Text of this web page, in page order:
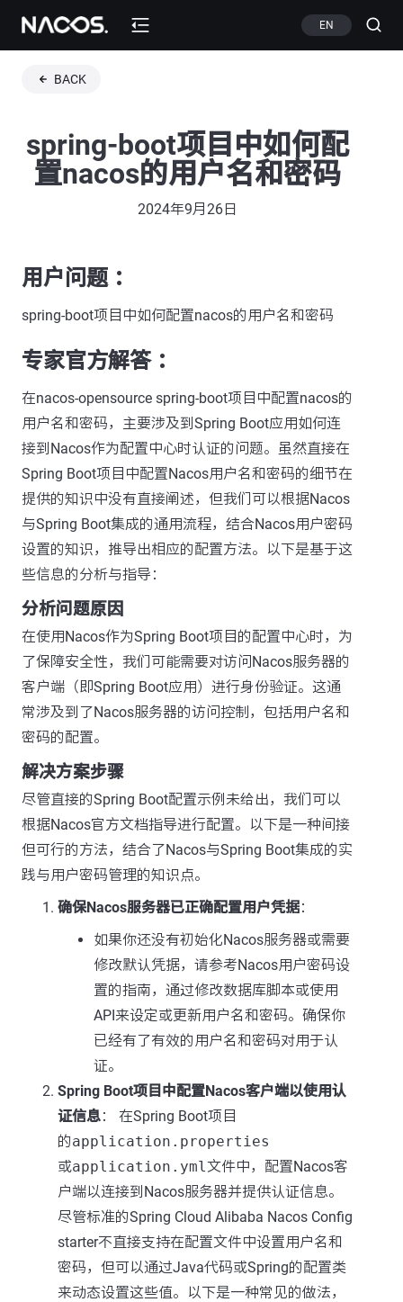
EN
BACK
spring-boot项目中如何配
置nacos的用户名和密码
2024年9月26日
用户问题 ：
spring-boot项目中如何配置nacos的用户名和密码
专家官方解答 ：
在nacos-opensource spring-boot项目中配置nacos的
用户名和密码，主要涉及到Spring Boot应用如何连
接到Nacos作为配置中心时认证的问题。虽然直接在
Spring Boot项目中配置Nacos用户名和密码的细节在
提供的知识中没有直接阐述，但我们可以根据Nacos
与Spring Boot集成的通用流程，结合Nacos用户密码
设置的知识，推导出相应的配置方法。以下是基于这
些信息的分析与指导：
分析问题原因
在使用Nacos作为Spring Boot项目的配置中心时，为
了保障安全性，我们可能需要对访问Nacos服务器的
客户端（即Spring Boot应用）进行身份验证。这通
常涉及到了Nacos服务器的访问控制，包括用户名和
密码的配置。
解决方案步骤
尽管直接的Spring Boot配置示例未给出，我们可以
根据Nacos官方文档指导进行配置。以下是一种间接
但可行的方法，结合了Nacos与Spring Boot集成的实
践与用户密码管理的知识点。
确保Nacos服务器已正确配置用户凭据：
如果你还没有初始化Nacos服务器或需要
修改默认凭据，请参考Nacos用户密码设
置的指南，通过修改数据库脚本或使用
API来设定或更新用户名和密码。确保你
已经有了有效的用户名和密码对用于认
证。
Spring Boot项目中配置Nacos客户端以使用认
证信息： 在Spring Boot项目
的application.properties
或application.yml文件中，配置Nacos客
户端以连接到Nacos服务器并提供认证信息。
尽管标准的Spring Cloud Alibaba Nacos Config
starter不直接支持在配置文件中设置用户名和
密码，但可以通过Java代码或Spring的配置类
来动态设置这些值。以下是一种常见的做法，